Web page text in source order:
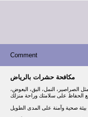
Comment
مكافحة حشرات بالرياض
الصراصير، النمل، البق، البعوض،